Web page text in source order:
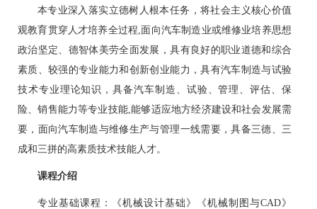
本专业深入落实立德树人根本任务，将社会主义核心价值
观教育贯穿人才培养全过程,面向汽车制造业或维修业培养思想
政治坚定、德智体美劳全面发展，具有良好的职业道德和综合
素质、较强的专业能力和创新创业能力，具有汽车制造与试验
技术专业理论知识，具备汽车制造、试验、管理、评估、保
险、销售能力等专业技能,能够适应地方经济建设和社会发展需
要，面向汽车制造与维修生产与管理一线需要，具备三德、三
成和三拼的高素质技术技能人才。
课程介绍
专业基础课程：《机械设计基础》《机械制图与CAD》